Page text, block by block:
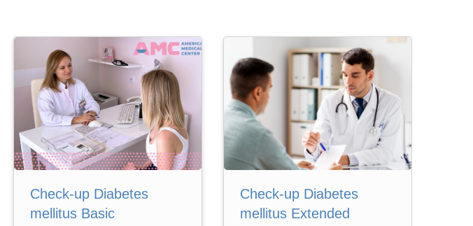
Check-up Diabetes
mellitus Basic
Check-up Diabetes
mellitus Extended